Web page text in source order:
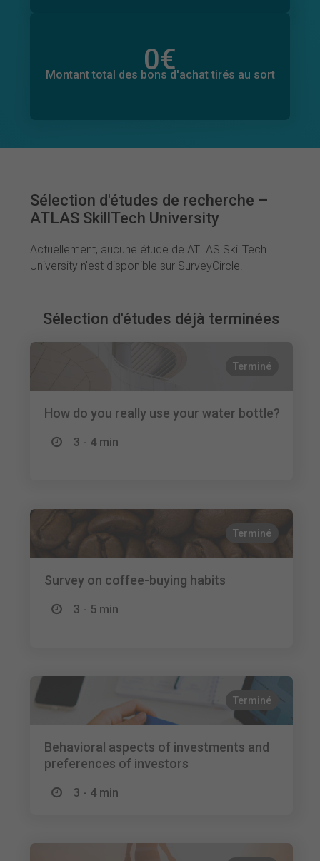
0€
Montant total des bons d'achat tirés au sort
0€
Montant total des dons promis
Sélection d'études de recherche –
ATLAS SkillTech University
Actuellement, aucune étude de ATLAS SkillTech
University n'est disponible sur SurveyCircle.
Sélection d'études déjà terminées
Terminé
How do you really use your water bottle?
3 - 4 min
Terminé
Survey on coffee-buying habits
3 - 5 min
Terminé
Behavioral aspects of investments and
preferences of investors
3 - 4 min